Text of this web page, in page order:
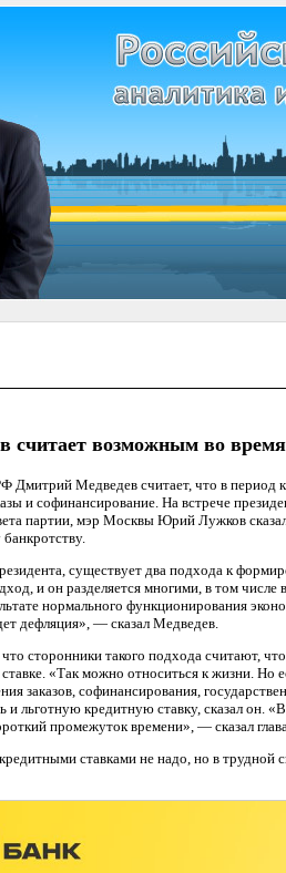
считает возможным во
Дмитрий Медведев считает, что в период
и софинансирование. На встрече
партии, мэр Москвы Юрий Лужков
существует два подхода к
и он разделяется многими, в том числе
нормального функционирования
дефляция», — сказал Медведев.
сторонники такого подхода считают,
«Так можно относиться к жизни.
заказов, софинансирования,
и льготную кредитную ставку, сказал он.
промежуток времени», — сказал
ставками не надо, но в